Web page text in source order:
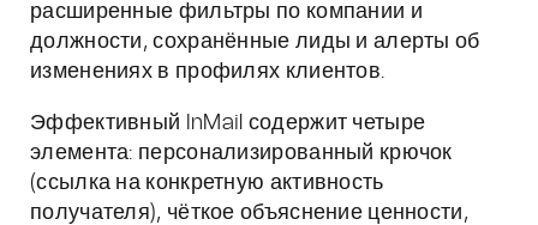
расширенные фильтры по компании и
должности, сохранённые лиды и алерты об
изменениях в профилях клиентов.
Эффективный InMail содержит четыре
элемента: персонализированный крючок
(ссылка на конкретную активность
получателя), чёткое объяснение ценности,